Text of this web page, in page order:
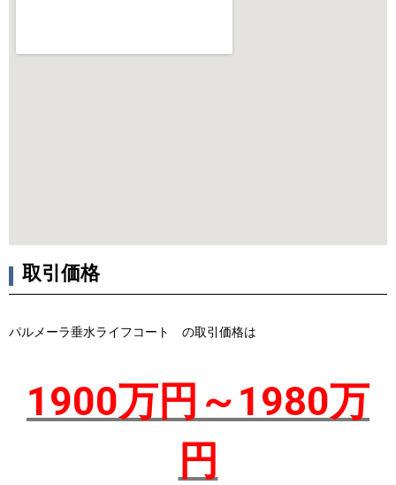
取引価格
パルメーラ垂水ライフコート の取引価格は
1900万円～1980万
円